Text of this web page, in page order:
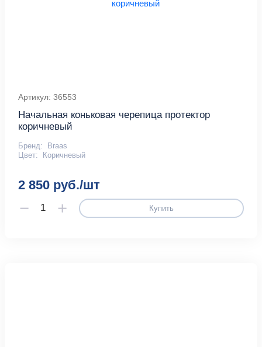
Артикул: 36553
Начальная коньковая черепица протектор
коричневый
Бренд:
Braas
Цвет:
Коричневый
2 850 руб./шт
Купить